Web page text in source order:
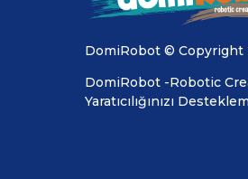
DomiRobot © Copyright
DomiRobot -Robotic
Yaratıcılığınızı